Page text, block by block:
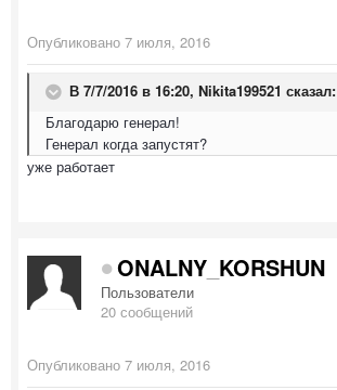
Опубликовано 7 июля, 2016
В 7/7/2016 в 16:20, Nikita199521 сказал:
Благодарю генерал!
Генерал когда запустят?
уже работает
ONALNY_KORSHUN
Пользователи
20 сообщений
Опубликовано 7 июля, 2016